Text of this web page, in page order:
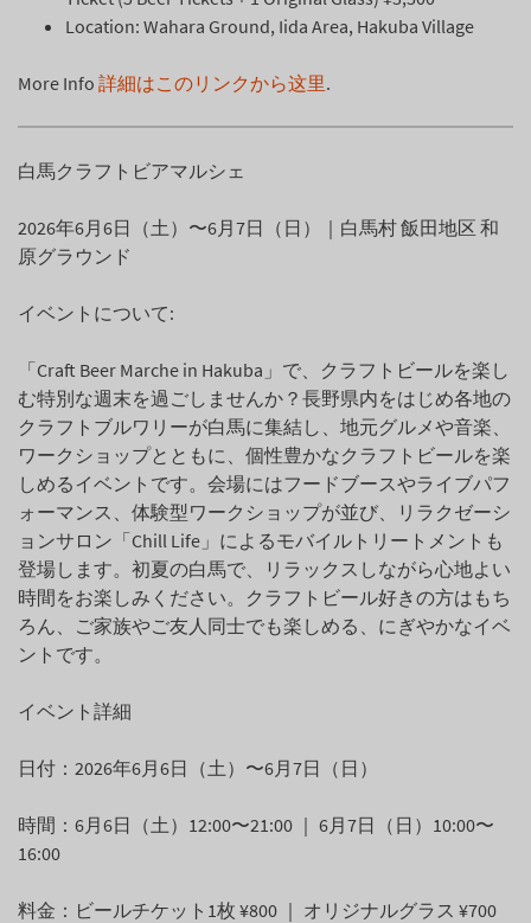
Location: Wahara Ground, Iida Area, Hakuba Village
More Info 詳細はこのリンクから这里.
白馬クラフトビアマルシェ
2026年6月6日（土）〜6月7日（日）｜白馬村 飯田地区 和
原グラウンド
イベントについて:
「Craft Beer Marche in Hakuba」で、クラフトビールを楽し
む特別な週末を過ごしませんか？長野県内をはじめ各地の
クラフトブルワリーが白馬に集結し、地元グルメや音楽、
ワークショップとともに、個性豊かなクラフトビールを楽
しめるイベントです。会場にはフードブースやライブパフ
ォーマンス、体験型ワークショップが並び、リラクゼーシ
ョンサロン「Chill Life」によるモバイルトリートメントも
登場します。初夏の白馬で、リラックスしながら心地よい
時間をお楽しみください。クラフトビール好きの方はもち
ろん、ご家族やご友人同士でも楽しめる、にぎやかなイベ
ントです。
イベント詳細
日付：2026年6月6日（土）〜6月7日（日）
時間：6月6日（土）12:00〜21:00 ｜ 6月7日（日）10:00〜
16:00
料金：ビールチケット1枚 ¥800 ｜ オリジナルグラス ¥700